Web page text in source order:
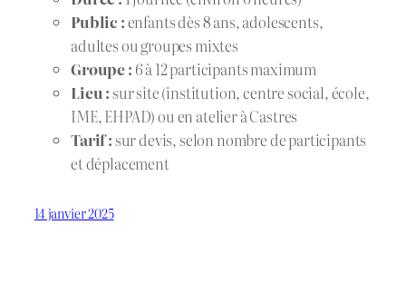
Public :enfants dès 8 ans, adolescents,
adultes ou groupes mixtes
Groupe : 6 à 12 participants maximum
Lieu :sur site (institution, centre social, école,
IME, EHPAD) ou en atelier à Castres
Tarif :sur devis, selon nombre de participants
et déplacement
14 janvier 2025